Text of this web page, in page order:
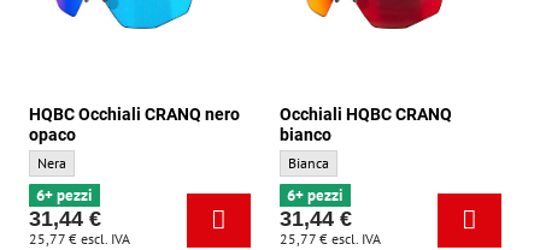
HQBC Occhiali CRANQ nero
opaco
HQBC Occhiali CRANQ nero opaco - Colore di base:
Nera
6+ pezzi
31,44 €
25,77 € escl. IVA
Occhiali HQBC CRANQ
bianco
Occhiali HQBC CRANQ bianco - Colore di
Bianca
6+ pezzi
31,44 €
25,77 € escl. IVA